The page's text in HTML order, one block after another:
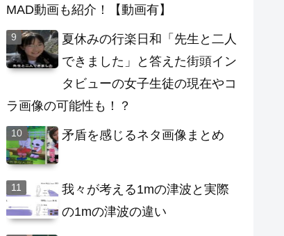
MAD動画も紹介！【動画有】
夏休みの行楽日和「先生と二人
できました」と答えた街頭イン
タビューの女子生徒の現在やコ
ラ画像の可能性も！？
矛盾を感じるネタ画像まとめ
我々が考える1mの津波と実際
の1mの津波の違い